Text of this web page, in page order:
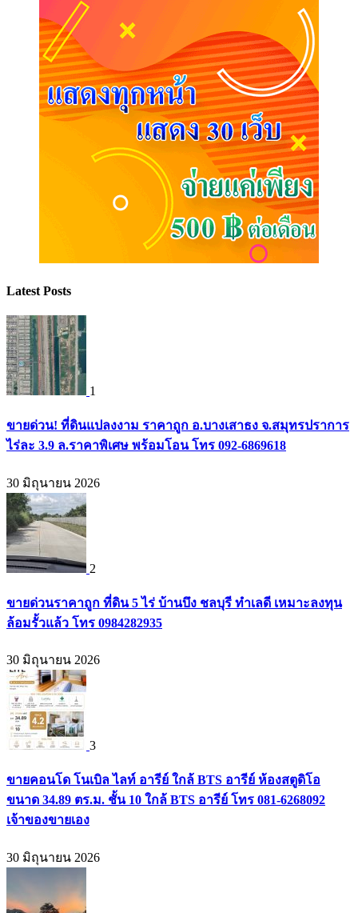
Latest Posts
1
ขายด่วน! ที่ดินแปลงงาม ราคาถูก อ.บางเสาธง จ.สมุทรปราการ
ไร่ละ 3.9 ล.ราคาพิเศษ พร้อมโอน โทร 092-6869618
30 มิถุนายน 2026
2
ขายด่วนราคาถูก ที่ดิน 5 ไร่ บ้านบึง ชลบุรี ทำเลดี เหมาะลงทุน
ล้อมรั้วแล้ว โทร 0984282935
30 มิถุนายน 2026
3
ขายคอนโด โนเบิล ไลท์ อารีย์ ใกล้ BTS อารีย์ ห้องสตูดิโอ
ขนาด 34.89 ตร.ม. ชั้น 10 ใกล้ BTS อารีย์ โทร 081-6268092
เจ้าของขายเอง
30 มิถุนายน 2026